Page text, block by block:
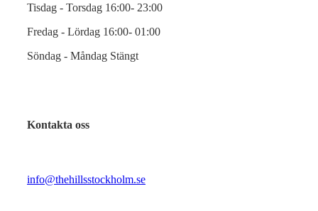
Tisdag - Torsdag 16:00- 23:00
Fredag - Lördag 16:00- 01:00
Söndag - Måndag Stängt
Kontakta oss
info@thehillsstockholm.se